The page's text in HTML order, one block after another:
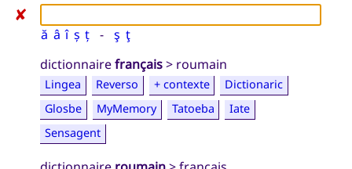
✘
ă â î ș ț - ş ţ
dictionnairefrançais> roumain
Lingea Reverso + contexte
Dictionaric
Glosbe
MyMemory Tatoeba
Iate
Sensagent